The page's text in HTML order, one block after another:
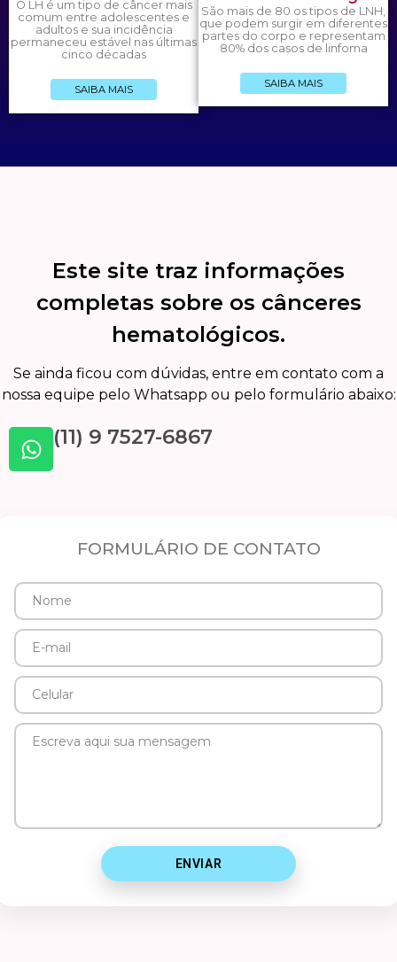
O LH é um tipo de câncer mais
comum entre adolescentes e
adultos e sua incidência
permaneceu estável nas últimas
cinco décadas
SAIBA MAIS
São mais de 80 os tipos de LNH,
que podem surgir em diferentes
partes do corpo e representam
80% dos casos de linfoma
SAIBA MAIS
Este site traz informações
completas sobre os cânceres
hematológicos.
Se ainda ficou com dúvidas, entre em contato com a
nossa equipe pelo Whatsapp ou pelo formulário abaixo:
(11) 9 7527-6867
FORMULÁRIO DE CONTATO
Nome
mail
Celular
ENVIAR